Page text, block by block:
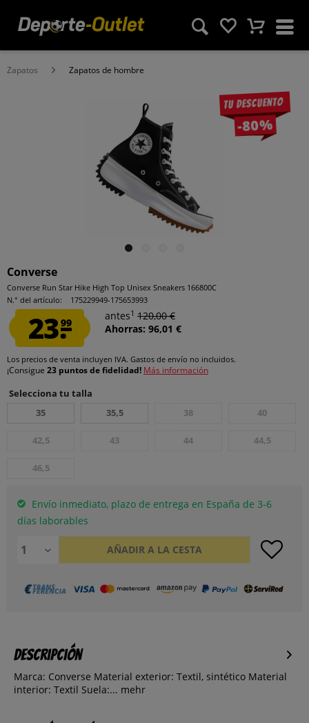
Zapatos Zapatos de hombre
Tu descuento
-80%
Converse
Converse Run Star Hike High Top Unisex Sneakers 166800C
N.° del artículo:
175229949-175653993
23.99
antes1 120,00 €
Ahorras: 96,01 €
Los precios de venta incluyen IVA. Gastos de envío no incluidos.
¡Consigue 23 puntos de fidelidad! Más información
Selecciona tu talla
35
35,5 38 40
42,5 43 44 44,5
46,5
Envío inmediato, plazo de entrega en España de 3-6
días laborables
AÑADIR A LA CESTA
Descripción
Marca: Converse Material exterior: Textil, sintético Material
interior: Textil Suela:... mehr